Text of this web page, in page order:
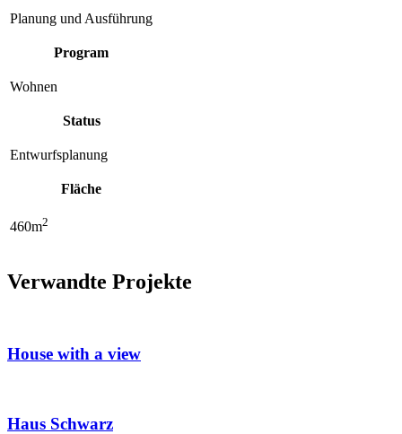
Planung und Ausführung
Program
Wohnen
Status
Entwurfsplanung
Fläche
460m2
Verwandte Projekte
House with a view
Haus Schwarz